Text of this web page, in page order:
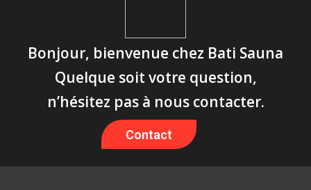
Bonjour, bienvenue chez Bati Sauna
Quelque soit votre question,
n’hésitez pas à nous contacter.
Contact